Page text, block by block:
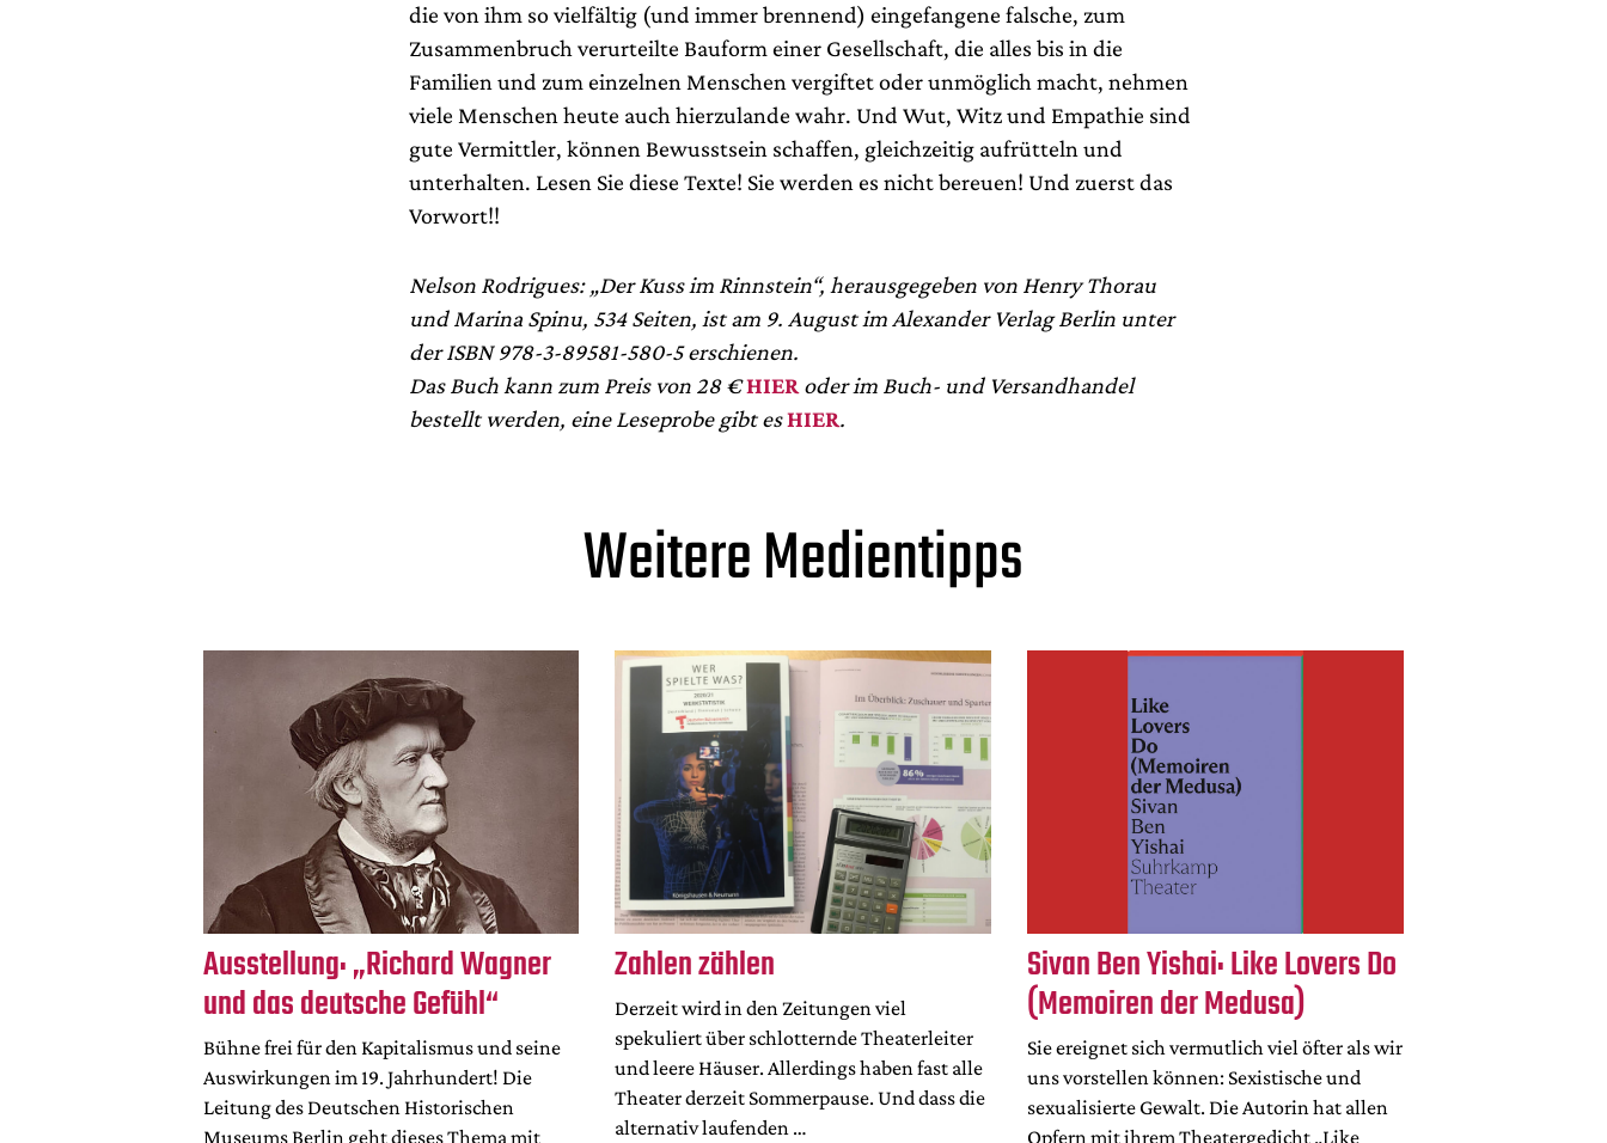
die von ihm so vielfältig (und immer brennend) eingefangene falsche, zum
Zusammenbruch verurteilte Bauform einer Gesellschaft, die alles bis in die
Familien und zum einzelnen Menschen vergiftet oder unmöglich macht, nehmen
viele Menschen heute auch hierzulande wahr. Und Wut, Witz und Empathie sind
gute Vermittler, können Bewusstsein schaffen, gleichzeitig aufrütteln und
unterhalten. Lesen Sie diese Texte! Sie werden es nicht bereuen! Und zuerst das
Vorwort!!
Nelson Rodrigues: „Der Kuss im Rinnstein“, herausgegeben von Henry Thorau
und Marina Spinu, 534 Seiten, ist am 9. August im Alexander Verlag Berlin unter
der ISBN 978-3-89581-580-5 erschienen.
Das Buch kann zum Preis von 28 €HIERoder im Buch- und Versandhandel
bestellt werden, eine Leseprobe gibt esHIER.
Weitere Medientipps
Ausstellung: „Richard Wagner
und das deutsche Gefühl“
Bühne frei für den Kapitalismus und seine
Auswirkungen im 19. Jahrhundert! Die
Leitung des Deutschen Historischen
Museums Berlin geht dieses Thema mit
Zahlen zählen
Derzeit wird in den Zeitungen viel
spekuliert über schlotternde Theaterleiter
und leere Häuser. Allerdings haben fast alle
Theater derzeit Sommerpause. Und dass die
alternativ laufenden …
Sivan Ben Yishai: Like Lovers Do
(Memoiren der Medusa)
Sie ereignet sich vermutlich viel öfter als wir
uns vorstellen können: Sexistische und
sexualisierte Gewalt. Die Autorin hat allen
Opfern mit ihrem Theatergedicht „Like